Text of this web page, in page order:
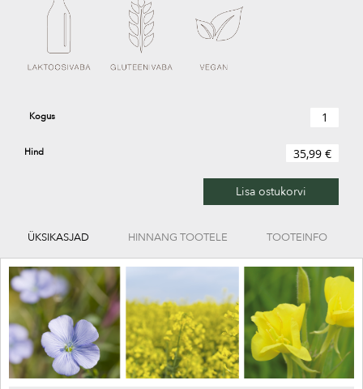
Kogus
Hind 35,99 €
Lisa ostukorvi
ÜKSIKASJAD HINNANG TOOTELE TOOTEINFO